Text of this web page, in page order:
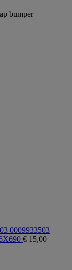
bumper
0009933503
€ 15,00